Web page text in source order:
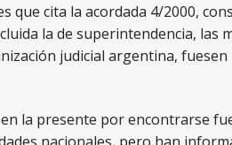
cita la acordada 4/2000,
la de superintendencia, las
judicial argentina,
la presente por encontrarse